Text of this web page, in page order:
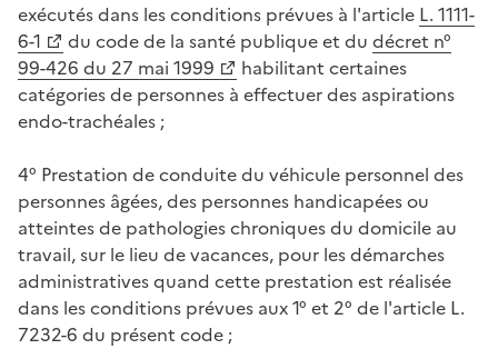
exécutés dans les conditions prévues à l'article L. 1111-
6-1
du code de la santé publique et du décret n°
99-426 du 27 mai 1999
habilitant certaines
catégories de personnes à effectuer des aspirations
endo-trachéales ;
4° Prestation de conduite du véhicule personnel des
personnes âgées, des personnes handicapées ou
atteintes de pathologies chroniques du domicile au
travail, sur le lieu de vacances, pour les démarches
administratives quand cette prestation est réalisée
dans les conditions prévues aux 1° et 2° de l'article L.
7232-6 du présent code ;